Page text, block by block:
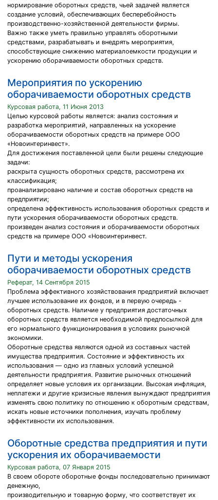
нормирование оборотных средств, чьей задачей является
создание условий, обеспечивающих бесперебойность
производственно-хозяйственной деятельности фирмы.
Важно также уметь правильно управлять оборотными
средствами, разрабатывать и внедрять мероприятия,
способствующие снижению материалоемкости продукции и
ускорению оборачиваемости оборотных средств.
Мероприятия по ускорению
оборачиваемости оборотных средств
Курсовая работа, 11 Июня 2013
Целью курсовой работы является: анализ состояния и
разработка мероприятий, направленных на ускорение
оборачиваемости оборотных средств на примере ООО
«Новоинтеринвест».
Для достижения поставленной цели были решены следующие
задачи:
раскрыта сущность оборотных средств, рассмотрена их
классификация;
проанализировано наличие и состав оборотных средств на
предприятии;
определена эффективность использования оборотных средств и
пути ускорения оборачиваемости оборотных средств.
произведен анализ состояния и оборачиваемости оборотных
средств на примере ООО «Новоинтеринвест.
Пути и методы ускорения
оборачиваемости оборотных средств
Реферат, 14 Сентября 2015
Проблема эффективного хозяйствования предприятий включает
лучшее использование их фондов, и в первую очередь -
оборотных средств. Наличие у предприятия достаточных
оборотных средств является необходимой предпосылкой для
его нормального функционирования в условиях рыночной
экономики.
Оборотные средства являются одной из составных частей
имущества предприятия. Состояние и эффективность их
использования — одно из главных условий успешной
деятельности предприятия. Развитие рыночных отношений
определяет новые условия их организации. Высокая инфляция,
неплатежи и другие кризисные явления вынуждают предприятия
изменять свою политику по отношению к оборотным средствам,
искать новые источники пополнения, изучать проблему
эффективности их использования.
Оборотные средства предприятия и пути
ускорения их оборачиваемости
Курсовая работа, 07 Января 2015
В своем обороте оборотные фонды последовательно принимают
денежную,
производительную и товарную форму, что соответствует их